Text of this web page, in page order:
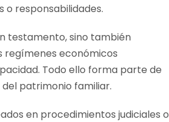
o responsabilidades.
testamento, sino también
regímenes económicos
Todo ello forma parte de
patrimonio familiar.
en procedimientos judiciales o